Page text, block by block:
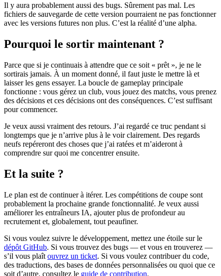
Il y aura probablement aussi des bugs. Sûrement pas mal. Les
fichiers de sauvegarde de cette version pourraient ne pas fonctionner
avec les versions futures non plus. C’est la réalité d’une alpha.
Pourquoi le sortir maintenant ?
Parce que si je continuais à attendre que ce soit « prêt », je ne le
sortirais jamais. À un moment donné, il faut juste le mettre là et
laisser les gens essayer. La boucle de gameplay principale
fonctionne : vous gérez un club, vous jouez des matchs, vous prenez
des décisions et ces décisions ont des conséquences. C’est suffisant
pour commencer.
Je veux aussi vraiment des retours. J’ai regardé ce truc pendant si
longtemps que je n’arrive plus à le voir clairement. Des regards
neufs repéreront des choses que j’ai ratées et m’aideront à
comprendre sur quoi me concentrer ensuite.
Et la suite ?
Le plan est de continuer à itérer. Les compétitions de coupe sont
probablement la prochaine grande fonctionnalité. Je veux aussi
améliorer les entraîneurs IA, ajouter plus de profondeur au
recrutement et, globalement, tout peaufiner.
Si vous voulez suivre le développement, mettez une étoile sur le
dépôt GitHub. Si vous trouvez des bugs — et vous en trouverez —
s’il vous plaît ouvrez un ticket. Si vous voulez contribuer du code,
des traductions, des bases de données personnalisées ou quoi que ce
soit d’autre, consultez le guide de contribution.